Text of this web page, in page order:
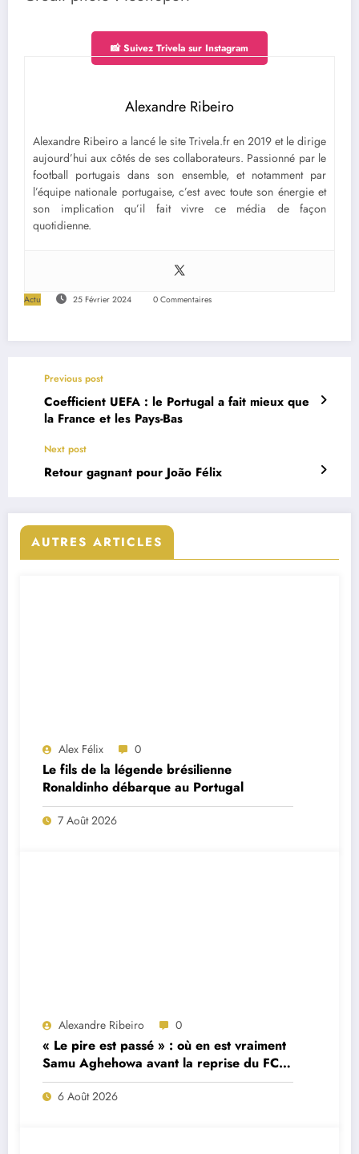
📸 Suivez Trivela sur Instagram
Alexandre Ribeiro
Alexandre Ribeiro a lancé le site Trivela.fr en 2019 et le dirige
aujourd’hui aux côtés de ses collaborateurs. Passionné par le
football portugais dans son ensemble, et notamment par
l’équipe nationale portugaise, c’est avec toute son énergie et
son implication qu’il fait vivre ce média de façon
quotidienne.
Actu 25 Février 2024 0 Commentaires
Previous post
Coefficient UEFA : le Portugal a fait mieux que
la France et les Pays-Bas
Next post
Retour gagnant pour João Félix
AUTRES ARTICLES
Alex Félix 0
Le fils de la légende brésilienne
Ronaldinho débarque au Portugal
7 Août 2026
Alexandre Ribeiro 0
« Le pire est passé » : où en est vraiment
Samu Aghehowa avant la reprise du FC
Porto ?
6 Août 2026